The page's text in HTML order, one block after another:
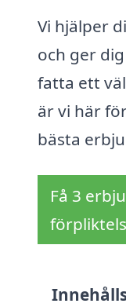
Vi hjälper
och ger
fatta ett
är vi här
bästa
Få 3